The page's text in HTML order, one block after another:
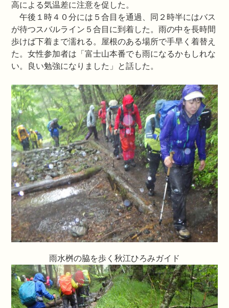
高による気温差に注意を促した。
午後１時４０分には５合目を通過、同２時半にはバス
が待つスバルライン５合目に到着した。雨の中を長時間
歩けば下着まで濡れる。屋根のある場所で手早く着替え
た。女性参加者は「富士山本番でも雨になるかもしれな
い。良い勉強になりました」と話した。
雨水桝の脇を歩く秋江ひろみガイド